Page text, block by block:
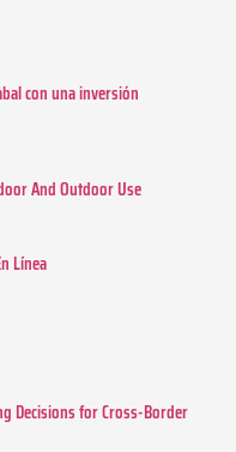
con una inversión
And Outdoor Use
Línea
Decisions for Cross-Border